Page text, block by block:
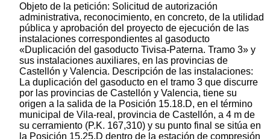
Objeto de la petición: Solicitud de autorización
administrativa, reconocimiento, en concreto, de la utilidad
pública y aprobación del proyecto de ejecución de las
instalaciones correspondientes al gasoducto
«Duplicación del gasoducto Tivisa-Paterna. Tramo 3» y
sus instalaciones auxiliares, en las provincias de
Castellón y Valencia. Descripción de las instalaciones:
La duplicación del gasoducto en el tramo 3 que discurre
por las provincias de Castellón y Valencia, tiene su
origen a la salida de la Posición 15.18.D, en el término
municipal de Vila-real, provincia de Castellón, a 4 m de
su cerramiento (P.K. 167,310) y su punto final se sitúa en
la Posición 15.25.D dentro de la estación de compresión